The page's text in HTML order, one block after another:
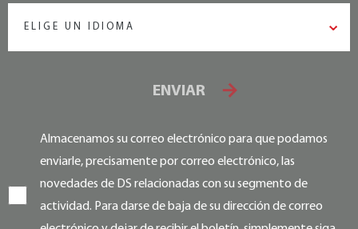
ELIGE UN IDIOMA
ENVIAR
Almacenamos su correo electrónico para que podamos
enviarle, precisamente por correo electrónico, las
novedades de DS relacionadas con su segmento de
actividad. Para darse de baja de su dirección de correo